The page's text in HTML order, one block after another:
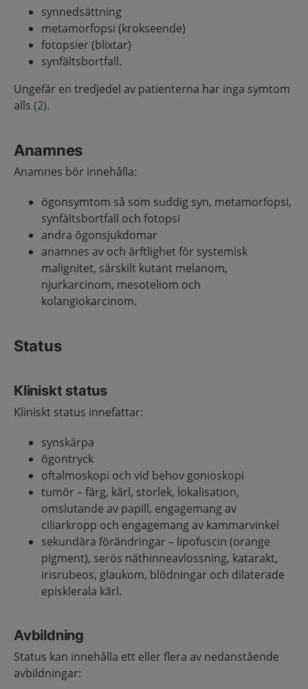
synnedsättning
metamorfopsi (krokseende)
fotopsier (blixtar)
synfältsbortfall.
Ungefär en tredjedel av patienterna har inga symtom
alls (2).
Anamnes
Anamnes bör innehålla:
ögonsymtom så som suddig syn, metamorfopsi,
synfältsbortfall och fotopsi
andra ögonsjukdomar
anamnes av och ärftlighet för systemisk
malignitet, särskilt kutant melanom,
njurkarcinom, mesoteliom och
kolangiokarcinom.
Status
Kliniskt status
Kliniskt status innefattar:
synskärpa
ögontryck
oftalmoskopi och vid behov gonioskopi
tumör – färg, kärl, storlek, lokalisation,
omslutande av papill, engagemang av
ciliarkropp och engagemang av kammarvinkel
sekundära förändringar – lipofuscin (orange
pigment), serös näthinneavlossning, katarakt,
irisrubeos, glaukom, blödningar och dilaterade
episklerala kärl.
Avbildning
Status kan innehålla ett eller flera av nedanstående
avbildningar: